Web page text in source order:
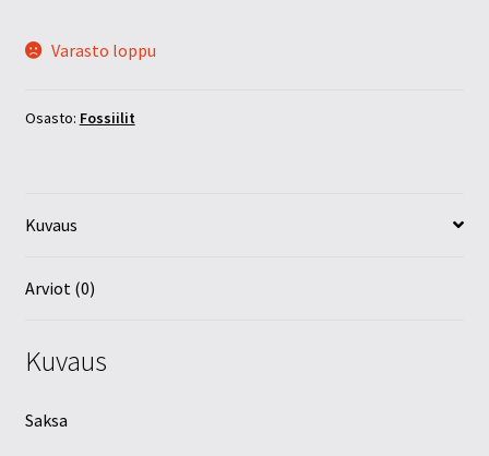
Varasto loppu
Osasto: Fossiilit
Kuvaus
Arviot (0)
Kuvaus
Saksa